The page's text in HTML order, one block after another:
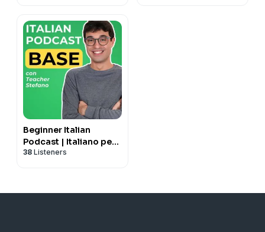
Beginner Italian
Podcast | Italiano per
principianti con
38 Listeners